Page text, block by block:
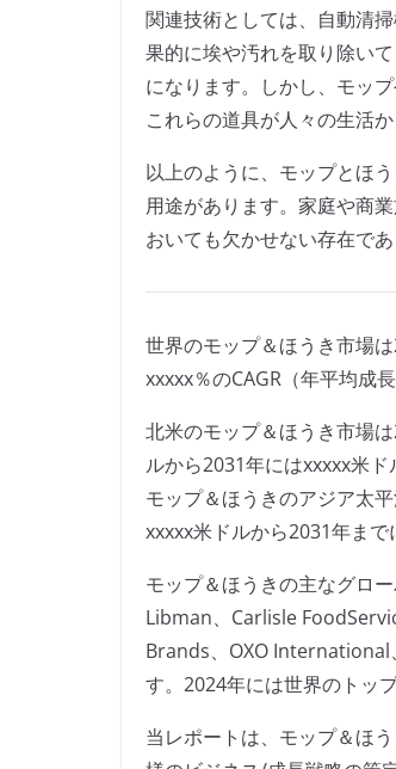
関連技術としては、自動清
果的に埃や汚れを取り除い
になります。しかし、モッ
これらの道具が人々の生活
以上のように、モップとほ
用途があります。家庭や商
おいても欠かせない存在で
世界のモップ＆ほうき市場
xxxxx％のCAGR（年平均成
北米のモップ＆ほうき市場
ルから2031年にはxxxxx米ド
モップ＆ほうきのアジア太
xxxxx米ドルから2031年まで
モップ＆ほうきの主なグロ
Libman、Carlisle
Brands、OXO
す。2024年には世界のトッ
当レポートは、モップ＆ほ